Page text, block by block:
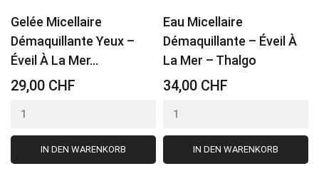
Gelée Micellaire
Démaquillante Yeux –
Éveil À La Mer...
29,00 CHF
IN DEN WARENKORB
Eau Micellaire
Démaquillante – Éveil À
La Mer – Thalgo
34,00 CHF
IN DEN WARENKORB